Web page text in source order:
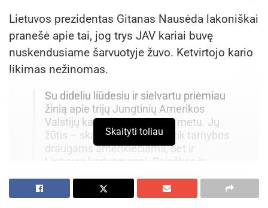
Lietuvos prezidentas Gitanas Nausėda lakoniškai
pranešė apie tai, jog trys JAV kariai buvę
nuskendusiame šarvuotyje žuvo. Ketvirtojo kario
likimas nežinomas.
Su dideliu liūdesiu ir sielvartu priėmiau
žinią apie trijų Jungtinių Amerikos
Valstijų karių žūtį jų pratybų metu. Jų
žūtis – skaudus smūgis ne tik tarnybos
draugams amerikiečiams, bet ir
Lietuvos kariuomenei. Paieškos ir
surastas ketvirtasis pratybų metu
dingęs JAV karys.
Skaityti toliau